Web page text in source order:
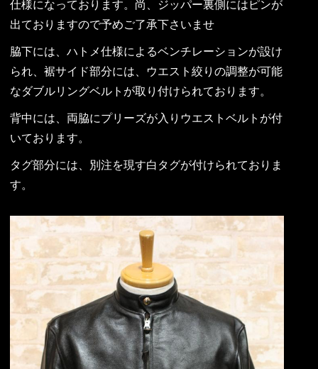
仕様になっております。尚、ジッパー裏側にはピンが
出ておりますので予めご了承下さいませ
脇下には、ハトメ仕様によるベンチレーションが設け
られ、裾サイド部分には、ウエスト絞りの調整が可能
なダブルリングベルトが取り付けられております。
背中には、両脇にプリーズが入りウエストベルトが付
いております。
タグ部分には、別注を現す白タグが付けられておりま
す。